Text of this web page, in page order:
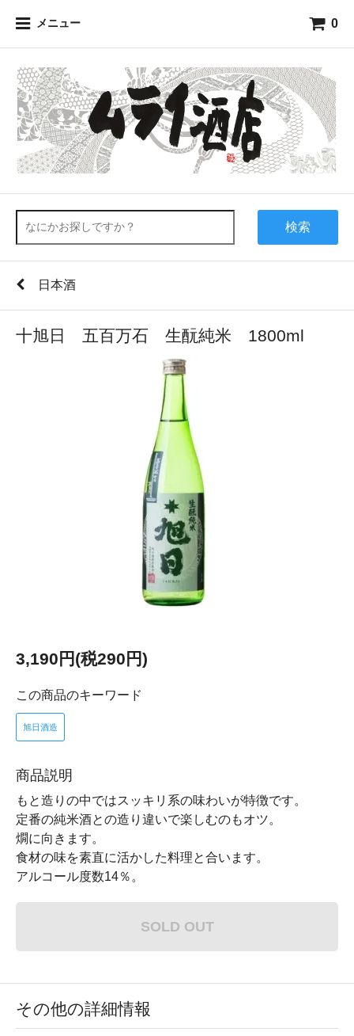
メニュー 0
検索
日本酒
十旭日 五百万石 生酛純米 1800ml
3,190円(税290円)
この商品のキーワード
旭日酒造
商品説明
もと造りの中ではスッキリ系の味わいが特徴です。
定番の純米酒との造り違いで楽しむのもオツ。
燗に向きます。
食材の味を素直に活かした料理と合います。
アルコール度数14％。
SOLD OUT
その他の詳細情報